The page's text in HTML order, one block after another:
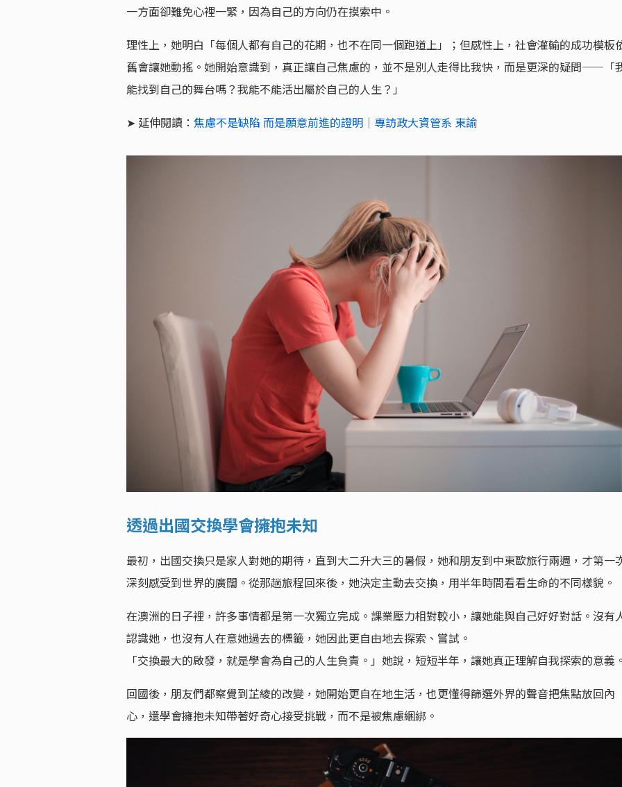
一方面卻難免心裡一緊，因為自己的方向仍在摸索中。
理性上，她明白「每個人都有自己的花期，也不在同一個跑道上」；但感性上，社會灌輸的成功模板
舊會讓她動搖。她開始意識到，真正讓自己焦慮的，並不是別人走得比我快，而是更深的疑問——「
能找到自己的舞台嗎？我能不能活出屬於自己的人生？」
➤ 延伸閱讀： 焦慮不是缺陷 而是願意前進的證明｜專訪政大資管系 東諭
透過出國交換學會擁抱未知
最初，出國交換只是家人對她的期待，直到大二升大三的暑假，她和朋友到中東歐旅行兩週，才第一
深刻感受到世界的廣闊。從那趟旅程回來後，她決定主動去交換，用半年時間看看生命的不同樣貌。
在澳洲的日子裡，許多事情都是第一次獨立完成。課業壓力相對較小，讓她能與自己好好對話。沒有
認識她，也沒有人在意她過去的標籤，她因此更自由地去探索、嘗試。
「交換最大的啟發，就是學會為自己的人生負責。」她說，短短半年，讓她真正理解自我探索的意義。
回國後，朋友們都察覺到芷綾的改變，她開始更自在地生活，也更懂得篩選外界的聲音把焦點放回內
心，還學會擁抱未知帶著好奇心接受挑戰，而不是被焦慮綑綁。